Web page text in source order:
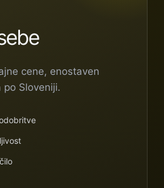
cene, enostaven
po Sloveniji.